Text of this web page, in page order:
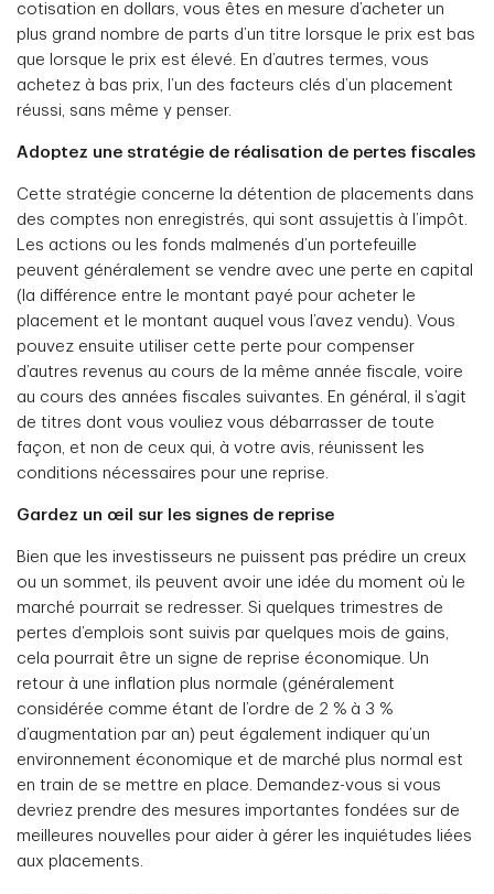
cotisation en dollars, vous êtes en mesure d’acheter un
plus grand nombre de parts d’un titre lorsque le prix est bas
que lorsque le prix est élevé. En d’autres termes, vous
achetez à bas prix, l’un des facteurs clés d’un placement
réussi, sans même y penser.
Adoptez une stratégie de réalisation de pertes fiscales
Cette stratégie concerne la détention de placements dans
des comptes non enregistrés, qui sont assujettis à l’impôt.
Les actions ou les fonds malmenés d’un portefeuille
peuvent généralement se vendre avec une perte en capital
(la différence entre le montant payé pour acheter le
placement et le montant auquel vous l’avez vendu). Vous
pouvez ensuite utiliser cette perte pour compenser
d’autres revenus au cours de la même année fiscale, voire
au cours des années fiscales suivantes. En général, il s’agit
de titres dont vous vouliez vous débarrasser de toute
façon, et non de ceux qui, à votre avis, réunissent les
conditions nécessaires pour une reprise.
Gardez un œil sur les signes de reprise
Bien que les investisseurs ne puissent pas prédire un creux
ou un sommet, ils peuvent avoir une idée du moment où le
marché pourrait se redresser. Si quelques trimestres de
pertes d’emplois sont suivis par quelques mois de gains,
cela pourrait être un signe de reprise économique. Un
retour à une inflation plus normale (généralement
considérée comme étant de l’ordre de 2 % à 3 %
d’augmentation par an) peut également indiquer qu’un
environnement économique et de marché plus normal est
en train de se mettre en place. Demandez-vous si vous
devriez prendre des mesures importantes fondées sur de
meilleures nouvelles pour aider à gérer les inquiétudes liées
aux placements.